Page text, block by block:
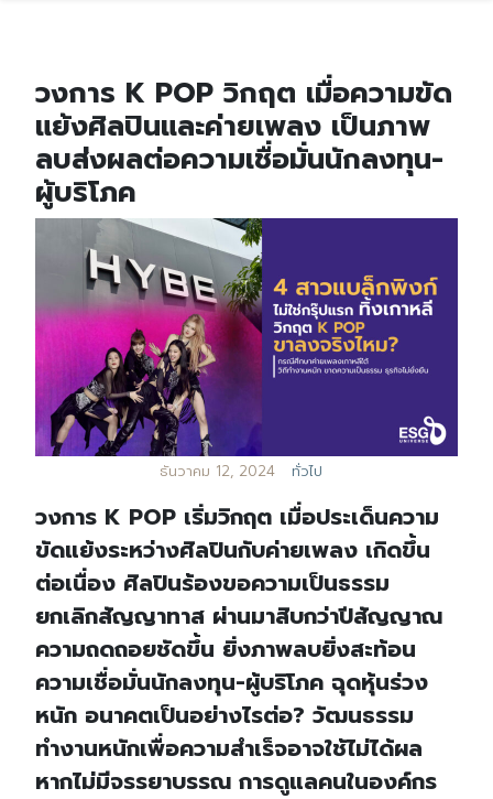
วงการ K POP วิกฤต เมื่อความขัด
แย้งศิลปินและค่ายเพลง เป็นภาพ
ลบส่งผลต่อความเชื่อมั่นนักลงทุน-
ผู้บริโภค
ธันวาคม 12, 2024 ทั่วไป
วงการ K POP เริ่มวิกฤต เมื่อประเด็นความ
ขัดแย้งระหว่างศิลปินกับค่ายเพลง เกิดขึ้น
ต่อเนื่อง ศิลปินร้องขอความเป็นธรรม
ยกเลิกสัญญาทาส ผ่านมาสิบกว่าปีสัญญาณ
ความถดถอยชัดขึ้น ยิ่งภาพลบยิ่งสะท้อน
ความเชื่อมั่นนักลงทุน-ผู้บริโภค ฉุดหุ้นร่วง
หนัก อนาคตเป็นอย่างไรต่อ? วัฒนธรรม
ทำงานหนักเพื่อความสำเร็จอาจใช้ไม่ได้ผล
หากไม่มีจรรยาบรรณ การดูแลคนในองค์กร